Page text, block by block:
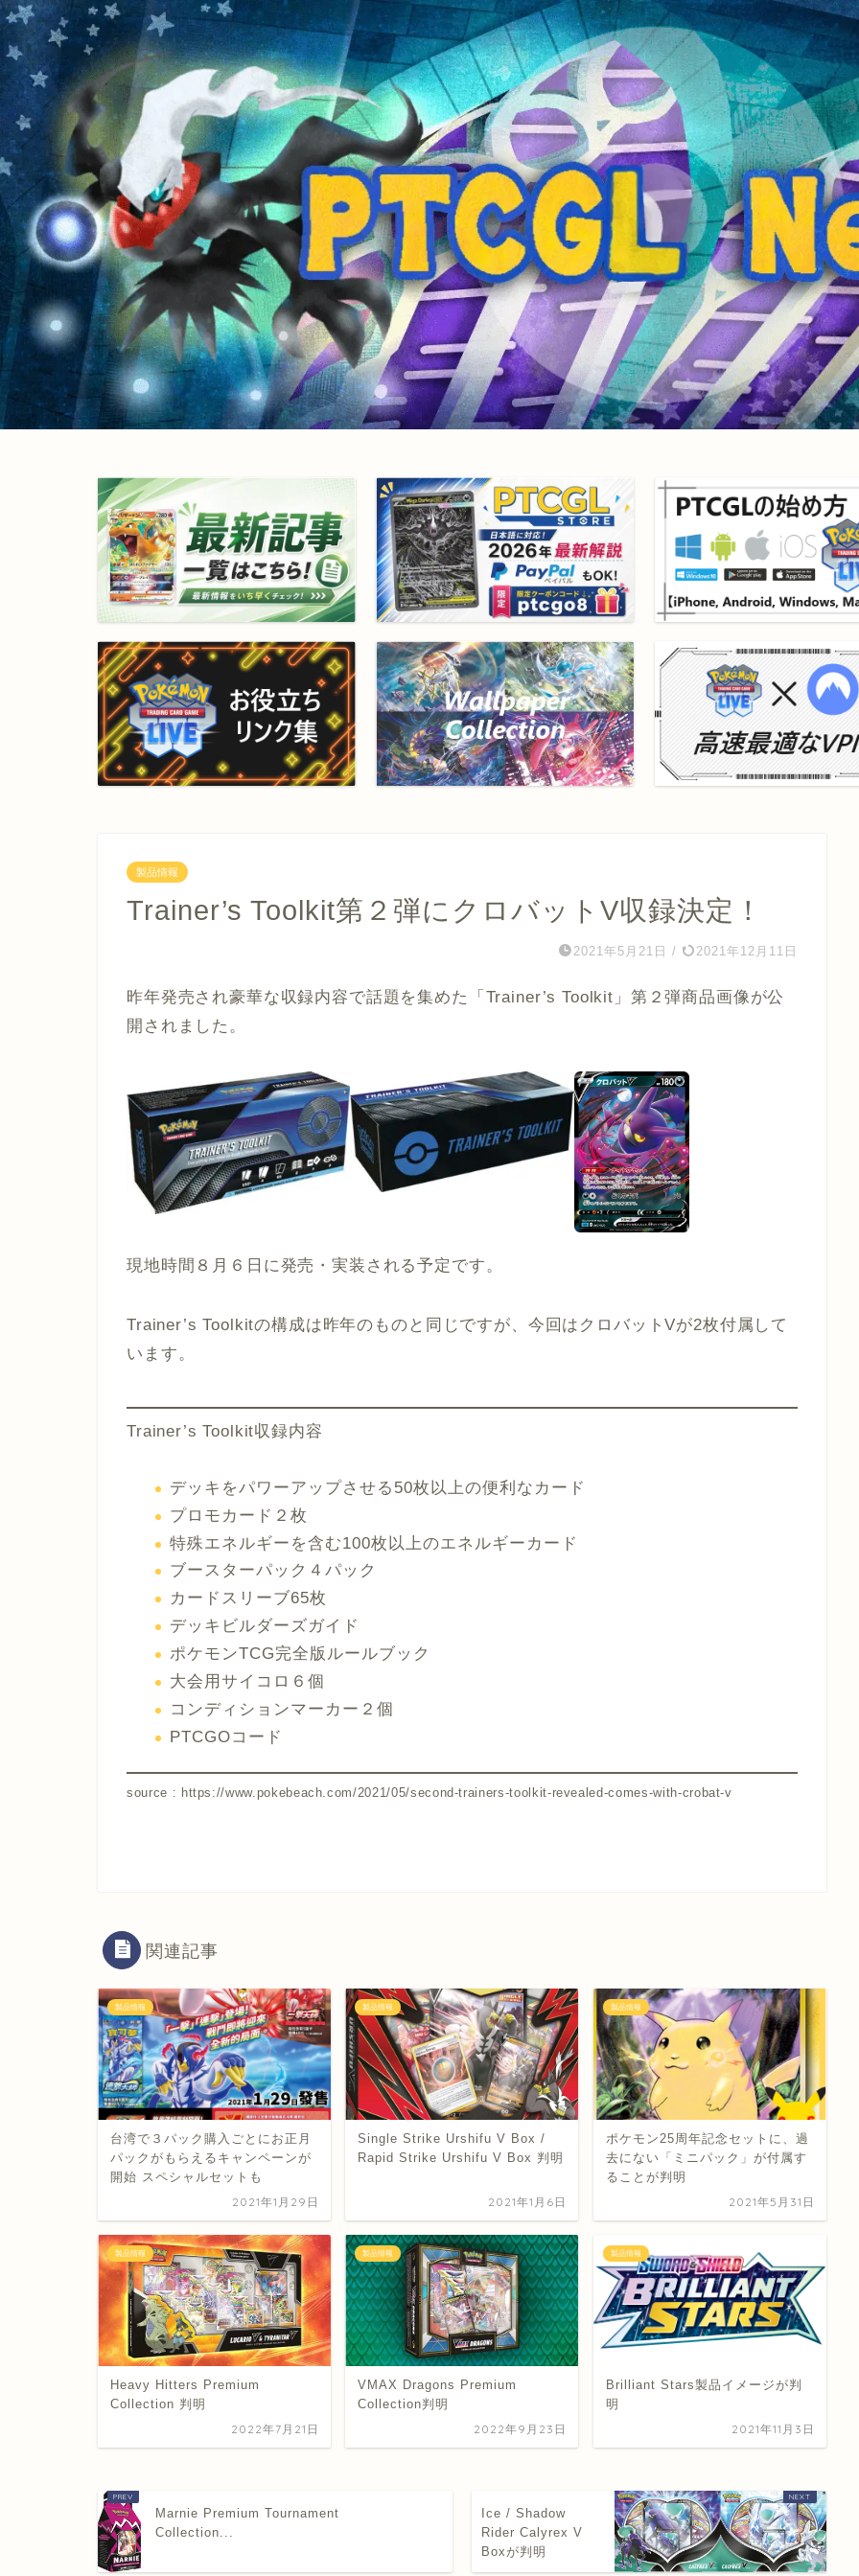
製品情報
Trainer’s Toolkit第２弾にクロバットV収録決定！
2021年5月21日 / 2021年12月11日
昨年発売され豪華な収録内容で話題を集めた「Trainer’s Toolkit」第２弾商品画像が公
開されました。
現地時間８月６日に発売・実装される予定です。
Trainer’s Toolkitの構成は昨年のものと同じですが、今回はクロバットVが2枚付属して
います。
Trainer’s Toolkit収録内容
デッキをパワーアップさせる50枚以上の便利なカード
プロモカード２枚
特殊エネルギーを含む100枚以上のエネルギーカード
ブースターパック４パック
カードスリーブ65枚
デッキビルダーズガイド
ポケモンTCG完全版ルールブック
大会用サイコロ６個
コンディションマーカー２個
PTCGOコード
source : https://www.pokebeach.com/2021/05/second-trainers-toolkit-revealed-comes-with-crobat-v
関連記事
製品情報
台湾で３パック購入ごとにお正月
パックがもらえるキャンペーンが
開始 スペシャルセットも
2021年1月29日
製品情報
Single Strike Urshifu V Box /
Rapid Strike Urshifu V Box 判明
2021年1月6日
製品情報
ポケモン25周年記念セットに、過
去にない「ミニパック」が付属す
ることが判明
2021年5月31日
製品情報
Heavy Hitters Premium
Collection 判明
2022年7月21日
製品情報
VMAX Dragons Premium
Collection判明
2022年9月23日
製品情報
Brilliant Stars製品イメージが判
明
2021年11月3日
Marnie Premium Tournament
Collection...
Ice / Shadow
Rider Calyrex V
Boxが判明